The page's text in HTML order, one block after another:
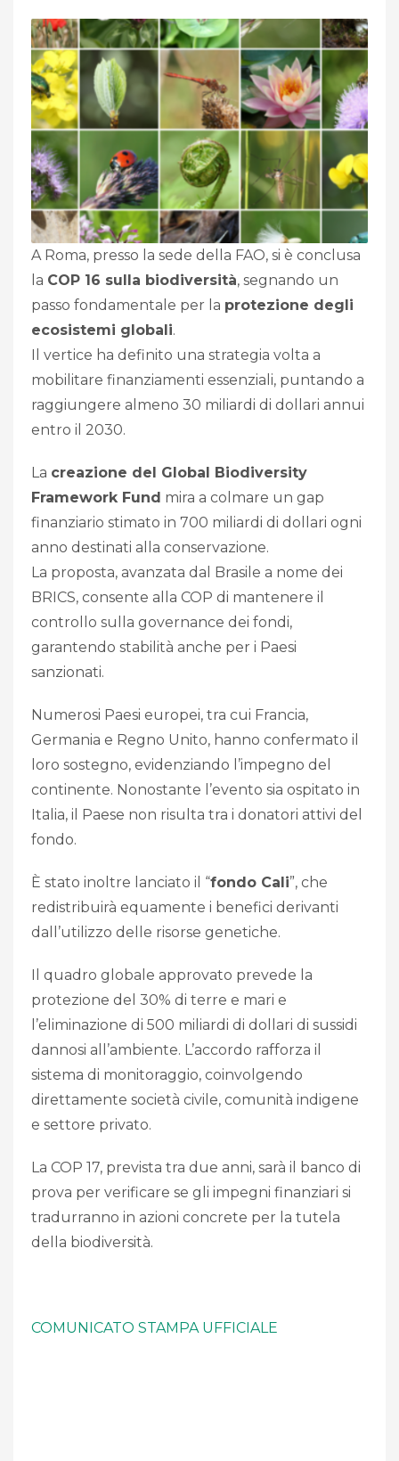
A Roma, presso la sede della FAO, si è conclusa
la COP 16 sulla biodiversità, segnando un
passo fondamentale per la protezione degli
ecosistemi globali.
Il vertice ha definito una strategia volta a
mobilitare finanziamenti essenziali, puntando a
raggiungere almeno 30 miliardi di dollari annui
entro il 2030.
La creazione del Global Biodiversity
Framework Fund mira a colmare un gap
finanziario stimato in 700 miliardi di dollari ogni
anno destinati alla conservazione.
La proposta, avanzata dal Brasile a nome dei
BRICS, consente alla COP di mantenere il
controllo sulla governance dei fondi,
garantendo stabilità anche per i Paesi
sanzionati.
Numerosi Paesi europei, tra cui Francia,
Germania e Regno Unito, hanno confermato il
loro sostegno, evidenziando l’impegno del
continente. Nonostante l’evento sia ospitato in
Italia, il Paese non risulta tra i donatori attivi del
fondo.
È stato inoltre lanciato il “fondo Cali”, che
redistribuirà equamente i benefici derivanti
dall’utilizzo delle risorse genetiche.
Il quadro globale approvato prevede la
protezione del 30% di terre e mari e
l’eliminazione di 500 miliardi di dollari di sussidi
dannosi all’ambiente. L’accordo rafforza il
sistema di monitoraggio, coinvolgendo
direttamente società civile, comunità indigene
e settore privato.
La COP 17, prevista tra due anni, sarà il banco di
prova per verificare se gli impegni finanziari si
tradurranno in azioni concrete per la tutela
della biodiversità.
COMUNICATO STAMPA UFFICIALE